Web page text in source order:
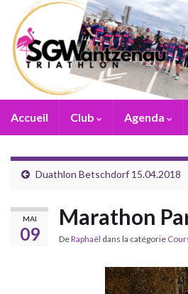
Accueil Club Agenda
Duathlon Betschdorf 15.04.2018
MAI
09
Marathon
DeRaphaël dans la catégorie